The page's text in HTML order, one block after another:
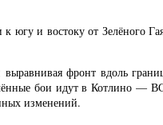
к югу и востоку от
фронт вдоль
бои идут в Котлино —
изменений.